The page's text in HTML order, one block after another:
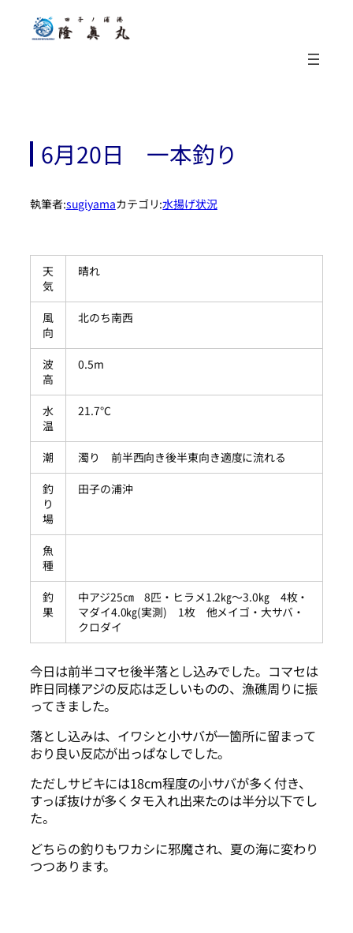
6月20日 一本釣り
執筆者:sugiyamaカテゴリ:水揚げ状況
天
気
晴れ
風
向
北のち南西
波
高
0.5m
水
温
21.7℃
潮
濁り 前半西向き後半東向き適度に流れる
釣
り
場
田子の浦沖
魚
種
釣
果
中アジ25㎝ 8匹・ヒラメ1.2㎏～3.0㎏ 4枚・
マダイ4.0㎏(実測) 1枚 他メイゴ・大サバ・
クロダイ
今日は前半コマセ後半落とし込みでした。コマセは
昨日同様アジの反応は乏しいものの、漁礁周りに振
ってきました。
落とし込みは、イワシと小サバが一箇所に留まって
おり良い反応が出っぱなしでした。
ただしサビキには18cm程度の小サバが多く付き、
すっぽ抜けが多くタモ入れ出来たのは半分以下でし
た。
どちらの釣りもワカシに邪魔され、夏の海に変わり
つつあります。